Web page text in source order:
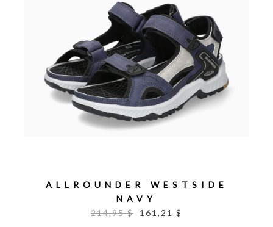
ALLROUNDER WESTSIDE
NAVY
214,95 $
161,21 $